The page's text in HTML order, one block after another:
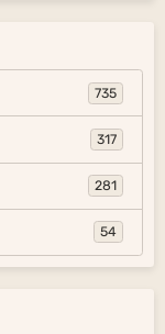
735
317
281
54